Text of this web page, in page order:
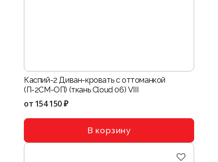
Каспий-2 Диван-кровать с оттоманкой
(П-2СМ-ОП) (ткань Cloud 06) VIII
от 154 150 ₽
В корзину